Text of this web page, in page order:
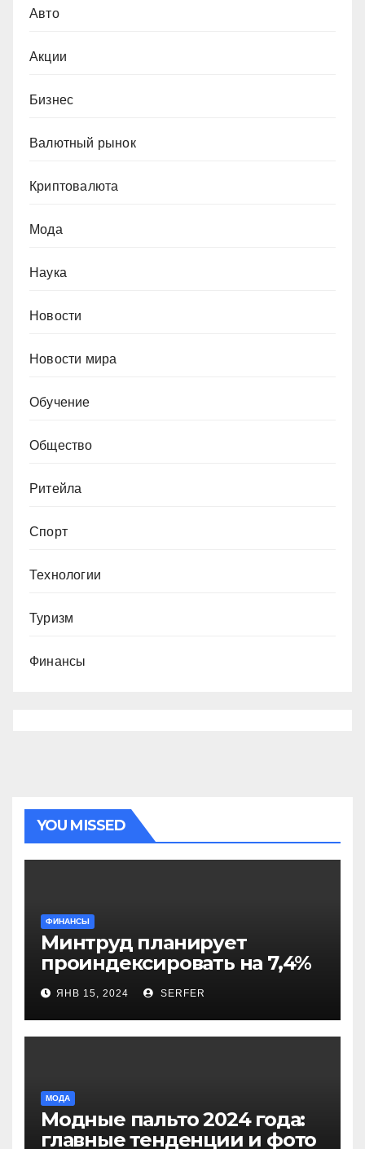
Авто
Акции
Бизнес
Валютный рынок
Криптовалюта
Мода
Наука
Новости
Новости мира
Обучение
Общество
Ритейла
Спорт
Технологии
Туризм
Финансы
YOU MISSED
ФИНАНСЫ
Минтруд планирует
проиндексировать на 7,4%
более 40 выплат и
компенсаций
ЯНВ 15, 2024 SERFER
МОДА
Модные пальто 2024 года:
главные тенденции и фото